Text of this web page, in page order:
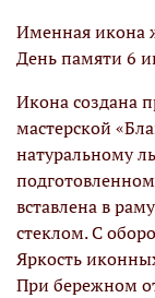
Именная икона
День памяти 6
Икона создана
мастерской
натуральному
вставлена в
стеклом. С
Яркость
При бережном